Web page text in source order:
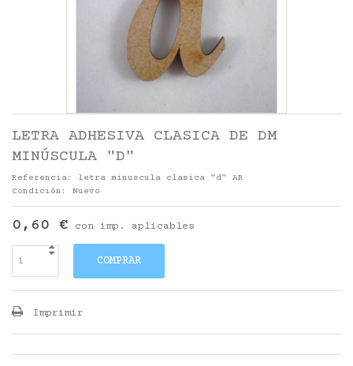
LETRA ADHESIVA CLASICA DE DM
MINÚSCULA "D"
Referencia:
letra minuscula clasica "d" AR
Condición:
Nuevo
0,60 € con imp. aplicables
COMPRAR
Imprimir